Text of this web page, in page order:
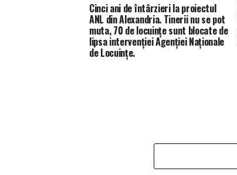
Cinci ani de întârzieri la proiectul
ANL din Alexandria. Tinerii nu se pot
muta, 70 de locuințe sunt blocate de
lipsa intervenției Agenției Naționale
de Locuințe.